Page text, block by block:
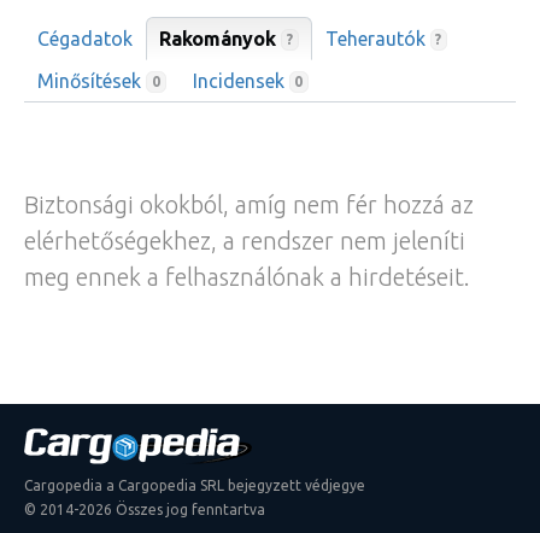
Cégadatok Rakományok ? Teherautók ?
Minősítések 0 Incidensek 0
Biztonsági okokból, amíg nem fér hozzá az
elérhetőségekhez, a rendszer nem jeleníti
meg ennek a felhasználónak a hirdetéseit.
Cargopedia a Cargopedia SRL bejegyzett védjegye
© 2014-2026 Összes jog fenntartva